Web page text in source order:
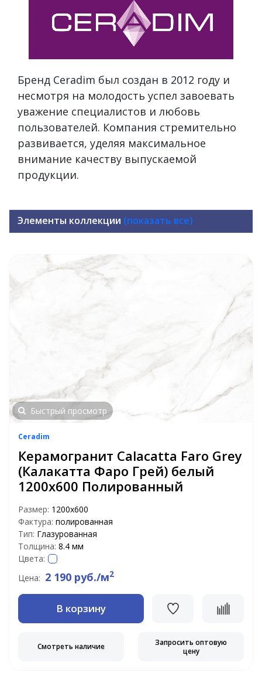
Бренд Ceradim был создан в 2012 году и
несмотря на молодость успел завоевать
уважение специалистов и любовь
пользователей. Компания стремительно
развивается, уделяя максимальное
внимание качеству выпускаемой
продукции.
Элементы коллекции (показать все)
Быстрый просмотр
Ceradim
Керамогранит Calacatta Faro Grey
(Калакатта Фаро Грей) белый
1200х600 Полированный
Размер: 1200x600
Фактура: полированная
Тип: Глазурованная
Толщина: 8.4 мм
Цвета:
Цена: 2 190 руб./м2
В корзину
Смотреть наличие
Запросить оптовую
цену